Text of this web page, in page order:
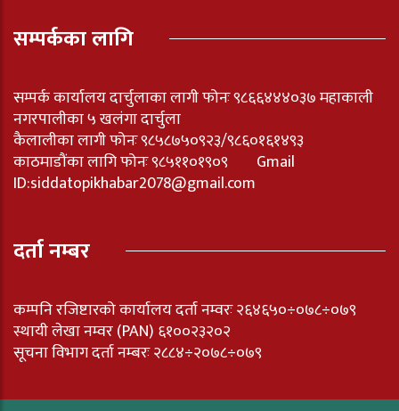
सम्पर्कका लागि
सम्पर्क कार्यालय दार्चुलाका लागी फोनः ९८६६४४४०३७ महाकाली
नगरपालीका ५ खलंगा दार्चुला
कैलालीका लागी फोनः ९८५८७५०९२३/९८६०१६१४९३
काठमाडौंका लागि फोनः ९८५११०१९०९ Gmail
ID:siddatopikhabar2078@gmail.com
दर्ता नम्बर
कम्पनि रजिष्टारको कार्यालय दर्ता नम्वरः २६४६५०÷०७८÷०७९
स्थायी लेखा नम्वर (PAN) ६१००२३२०२
सूचना विभाग दर्ता नम्बरः २८८४÷२०७८÷०७९